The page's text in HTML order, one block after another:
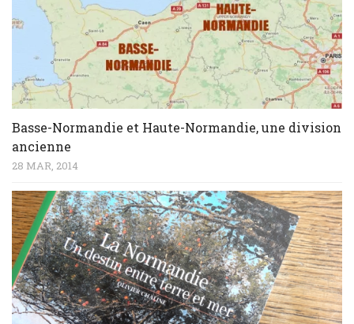
Basse-Normandie et Haute-Normandie, une division
ancienne
28 MAR, 2014